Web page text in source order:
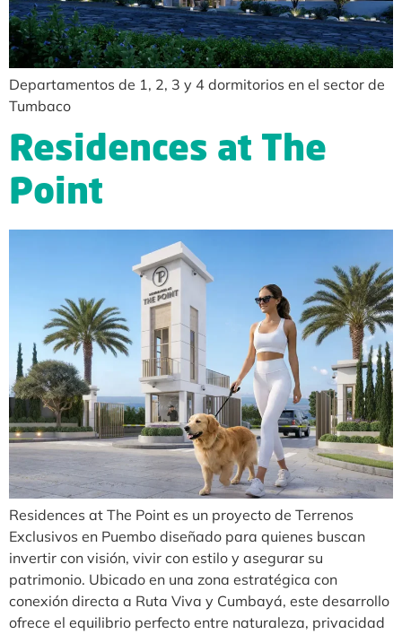
Departamentos de 1, 2, 3 y 4 dormitorios en el sector de
Tumbaco
Residences at The
Point
Residences at The Point es un proyecto de Terrenos
Exclusivos en Puembo diseñado para quienes buscan
invertir con visión, vivir con estilo y asegurar su
patrimonio. Ubicado en una zona estratégica con
conexión directa a Ruta Viva y Cumbayá, este desarrollo
ofrece el equilibrio perfecto entre naturaleza, privacidad